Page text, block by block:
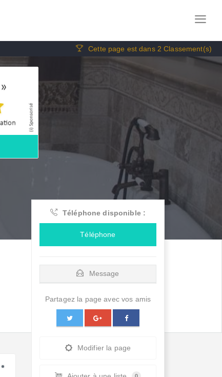
Cette page est dans 2 Classement(s)
Téléphone disponible :
Téléphone
Message
Partagez la page avec vos amis
Modifier la page